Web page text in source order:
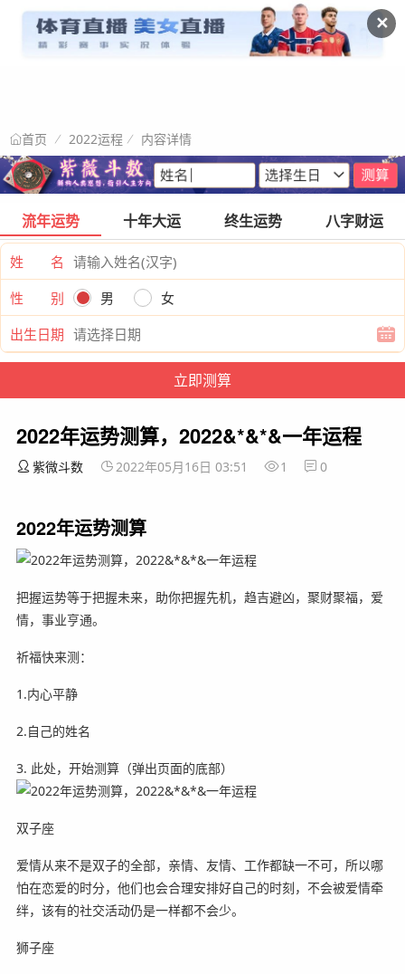
✕
首页 2022运程 内容详情
流年运势 十年大运 终生运势 八字财运
姓 名
性 别
男
女
出生日期
2022年运势测算，2022&*&*&一年运程
紫微斗数 2022年05月16日 03:51 1 0
2022年运势测算
把握运势等于把握未来，助你把握先机，趋吉避凶，聚财聚福，爱
情，事业亨通。
祈福快来测：
1.内心平静
2.自己的姓名
3. 此处，开始测算（弹出页面的底部）
双子座
爱情从来不是双子的全部，亲情、友情、工作都缺一不可，所以哪
怕在恋爱的时分，他们也会合理安排好自己的时刻，不会被爱情牵
绊，该有的社交活动仍是一样都不会少。
狮子座